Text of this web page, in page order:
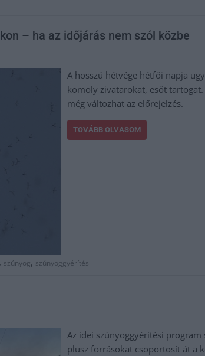
– ha az időjárás nem szól közbe
A hosszú hétvége hétfői napja
komoly zivatarokat, esőt
még változhat az előrejelzés.
TOVÁBB OLVASOM
, szúnyog, szúnyoggyérítés
Az idei szúnyoggyérítési program
plusz forrásokat csoportosít át a